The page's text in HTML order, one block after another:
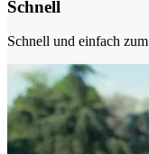
Schnell
Schnell und einfach